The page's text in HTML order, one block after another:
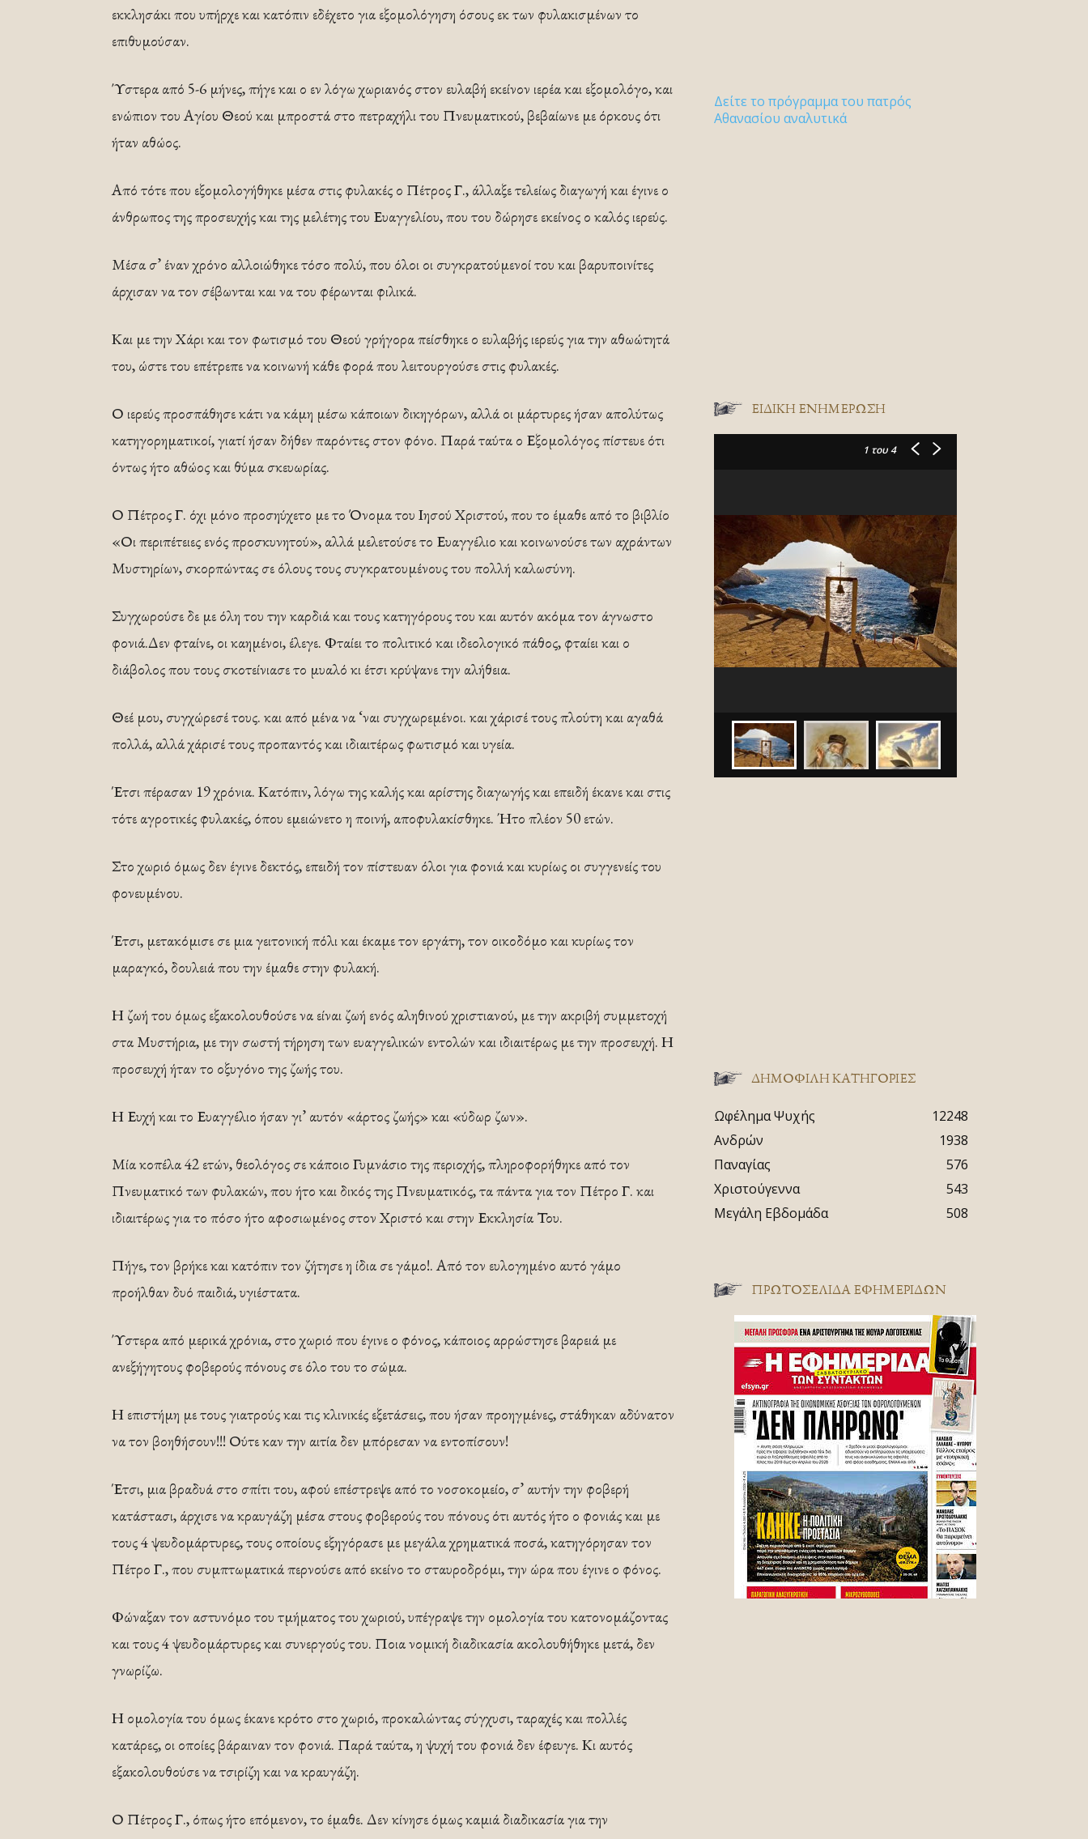
εκκλησάκι που υπήρχε και κατόπιν εδέχετο για εξομολόγηση όσους εκ των φυλακισμένων το
επιθυμούσαν.
Ύστερα από 5-6 μήνες, πήγε και ο εν λόγω χωριανός στον ευλαβή εκείνον ιερέα και εξομολόγο, και
ενώπιον του Αγίου Θεού και μπροστά στο πετραχήλι του Πνευματικού, βεβαίωνε με όρκους ότι
ήταν αθώος.
Από τότε που εξομολογήθηκε μέσα στις φυλακές ο Πέτρος Γ., άλλαξε τελείως διαγωγή και έγινε ο
άνθρωπος της προσευχής και της μελέτης του Ευαγγελίου, που του δώρησε εκείνος ο καλός ιερεύς.
Μέσα σ’ έναν χρόνο αλλοιώθηκε τόσο πολύ, που όλοι οι συγκρατούμενοί του και βαρυποινίτες
άρχισαν να τον σέβωνται και να του φέρωνται φιλικά.
Και με την Χάρι και τον φωτισμό του Θεού γρήγορα πείσθηκε ο ευλαβής ιερεύς για την αθωώτητά
του, ώστε του επέτρεπε να κοινωνή κάθε φορά που λειτουργούσε στις φυλακές.
Ο ιερεύς προσπάθησε κάτι να κάμη μέσω κάποιων δικηγόρων, αλλά οι μάρτυρες ήσαν απολύτως
κατηγορηματικοί, γιατί ήσαν δήθεν παρόντες στον φόνο. Παρά ταύτα ο Εξομολόγος πίστευε ότι
όντως ήτο αθώος και θύμα σκευωρίας.
Ο Πέτρος Γ. όχι μόνο προσηύχετο με το Όνομα του Ιησού Χριστού, που το έμαθε από το βιβλίο
«Οι περιπέτειες ενός προσκυνητού», αλλά μελετούσε το Ευαγγέλιο και κοινωνούσε των αχράντων
Μυστηρίων, σκορπώντας σε όλους τους συγκρατουμένους του πολλή καλωσύνη.
Συγχωρούσε δε με όλη του την καρδιά και τους κατηγόρους του και αυτόν ακόμα τον άγνωστο
φονιά.Δεν φταίνε, οι καημένοι, έλεγε. Φταίει το πολιτικό και ιδεολογικό πάθος, φταίει και ο
διάβολος που τους σκοτείνιασε το μυαλό κι έτσι κρύψανε την αλήθεια.
Θεέ μου, συγχώρεσέ τους. και από μένα να ‘ναι συγχωρεμένοι. και χάρισέ τους πλούτη και αγαθά
πολλά, αλλά χάρισέ τους προπαντός και ιδιαιτέρως φωτισμό και υγεία.
Έτσι πέρασαν 19 χρόνια. Κατόπιν, λόγω της καλής και αρίστης διαγωγής και επειδή έκανε και στις
τότε αγροτικές φυλακές, όπου εμειώνετο η ποινή, αποφυλακίσθηκε. Ήτο πλέον 50 ετών.
Στο χωριό όμως δεν έγινε δεκτός, επειδή τον πίστευαν όλοι για φονιά και κυρίως οι συγγενείς του
φονευμένου.
Έτσι, μετακόμισε σε μια γειτονική πόλι και έκαμε τον εργάτη, τον οικοδόμο και κυρίως τον
μαραγκό, δουλειά που την έμαθε στην φυλακή.
Η ζωή του όμως εξακολουθούσε να είναι ζωή ενός αληθινού χριστιανού, με την ακριβή συμμετοχή
στα Μυστήρια, με την σωστή τήρηση των ευαγγελικών εντολών και ιδιαιτέρως με την προσευχή. Η
προσευχή ήταν το οξυγόνο της ζωής του.
Η Ευχή και το Ευαγγέλιο ήσαν γι’ αυτόν «άρτος ζωής» και «ύδωρ ζων».
Μία κοπέλα 42 ετών, θεολόγος σε κάποιο Γυμνάσιο της περιοχής, πληροφορήθηκε από τον
Πνευματικό των φυλακών, που ήτο και δικός της Πνευματικός, τα πάντα για τον Πέτρο Γ. και
ιδιαιτέρως για το πόσο ήτο αφοσιωμένος στον Χριστό και στην Εκκλησία Του.
Πήγε, τον βρήκε και κατόπιν τον ζήτησε η ίδια σε γάμο!. Από τον ευλογημένο αυτό γάμο
προήλθαν δυό παιδιά, υγιέστατα.
Ύστερα από μερικά χρόνια, στο χωριό που έγινε ο φόνος, κάποιος αρρώστησε βαρειά με
ανεξήγητους φοβερούς πόνους σε όλο του το σώμα.
Η επιστήμη με τους γιατρούς και τις κλινικές εξετάσεις, που ήσαν προηγμένες, στάθηκαν αδύνατον
να τον βοηθήσουν!!! Ούτε καν την αιτία δεν μπόρεσαν να εντοπίσουν!
Έτσι, μια βραδυά στο σπίτι του, αφού επέστρεψε από το νοσοκομείο, σ’ αυτήν την φοβερή
κατάστασι, άρχισε να κραυγάζη μέσα στους φοβερούς του πόνους ότι αυτός ήτο ο φονιάς και με
τους 4 ψευδομάρτυρες, τους οποίους εξηγόρασε με μεγάλα χρηματικά ποσά, κατηγόρησαν τον
Πέτρο Γ., που συμπτωματικά περνούσε από εκείνο το σταυροδρόμι, την ώρα που έγινε ο φόνος.
Φώναξαν τον αστυνόμο του τμήματος του χωριού, υπέγραψε την ομολογία του κατονομάζοντας
και τους 4 ψευδομάρτυρες και συνεργούς του. Ποια νομική διαδικασία ακολουθήθηκε μετά, δεν
γνωρίζω.
Η ομολογία του όμως έκανε κρότο στο χωριό, προκαλώντας σύγχυσι, ταραχές και πολλές
κατάρες, οι οποίες βάραιναν τον φονιά. Παρά ταύτα, η ψυχή του φονιά δεν έφευγε. Κι αυτός
εξακολουθούσε να τσιρίζη και να κραυγάζη.
Ο Πέτρος Γ., όπως ήτο επόμενον, το έμαθε. Δεν κίνησε όμως καμιά διαδικασία για την
Δείτε το πρόγραμμα του πατρός
Αθανασίου αναλυτικά
ΕΙΔΙΚΉ ΕΝΗΜΈΡΩΣΗ
1 του 4
ΔΗΜΟΦΙΛΗ ΚΑΤΗΓΟΡΙΕΣ
Ωφέλημα Ψυχής
12248
Ανδρών
1938
Παναγίας
576
Χριστούγεννα
543
Μεγάλη Εβδομάδα
508
ΠΡΩΤΟΣΈΛΙΔΑ ΕΦΗΜΕΡΊΔΩΝ